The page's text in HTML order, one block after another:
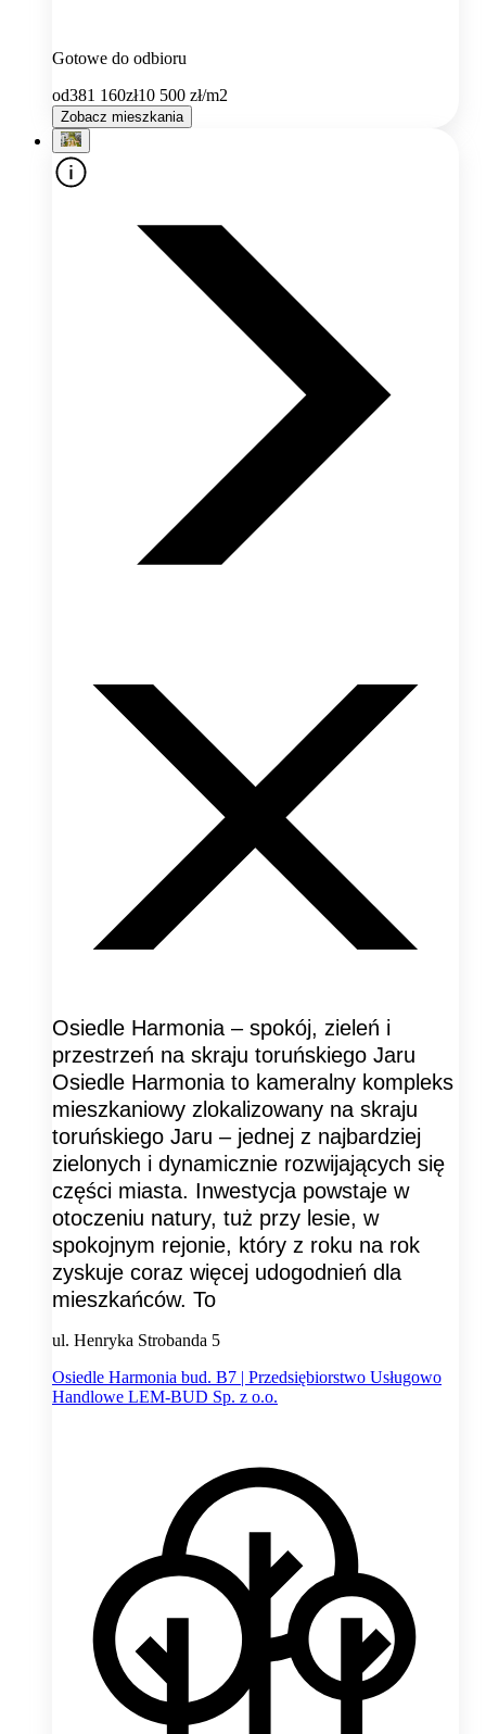
Gotowe do odbioru
od381 160zł10 500 zł/m2
Zobacz mieszkania
Osiedle Harmonia – spokój, zieleń i
przestrzeń na skraju toruńskiego Jaru
Osiedle Harmonia to kameralny kompleks
mieszkaniowy zlokalizowany na skraju
toruńskiego Jaru – jednej z najbardziej
zielonych i dynamicznie rozwijających się
części miasta. Inwestycja powstaje w
otoczeniu natury, tuż przy lesie, w
spokojnym rejonie, który z roku na rok
zyskuje coraz więcej udogodnień dla
mieszkańców. To
ul. Henryka Strobanda 5
Osiedle Harmonia bud. B7 | Przedsiębiorstwo Usługowo
Handlowe LEM-BUD Sp. z o.o.